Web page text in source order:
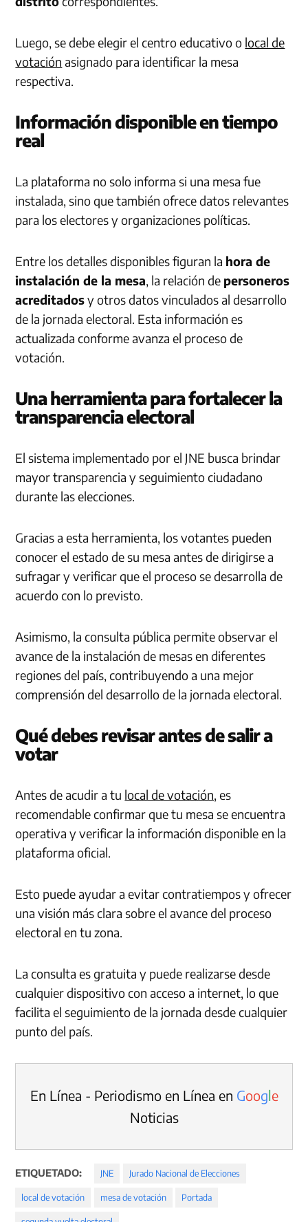
Luego, se debe elegir el centro educativo o local de
votación asignado para identificar la mesa
respectiva.
Información disponible en tiempo
real
La plataforma no solo informa si una mesa fue
instalada, sino que también ofrece datos relevantes
para los electores y organizaciones políticas.
Entre los detalles disponibles figuran la hora de
instalación de la mesa, la relación de personeros
acreditadosy otros datos vinculados al desarrollo
de la jornada electoral. Esta información es
actualizada conforme avanza el proceso de
votación.
Una herramienta para fortalecer la
transparencia electoral
El sistema implementado por el JNE busca brindar
mayor transparencia y seguimiento ciudadano
durante las elecciones.
Gracias a esta herramienta, los votantes pueden
conocer el estado de su mesa antes de dirigirse a
sufragar y verificar que el proceso se desarrolla de
acuerdo con lo previsto.
Asimismo, la consulta pública permite observar el
avance de la instalación de mesas en diferentes
regiones del país, contribuyendo a una mejor
comprensión del desarrollo de la jornada electoral.
Qué debes revisar antes de salir a
votar
Antes de acudir a tu local de votación, es
recomendable confirmar que tu mesa se encuentra
operativa y verificar la información disponible en la
plataforma oficial.
Esto puede ayudar a evitar contratiempos y ofrecer
una visión más clara sobre el avance del proceso
electoral en tu zona.
La consulta es gratuita y puede realizarse desde
cualquier dispositivo con acceso a internet, lo que
facilita el seguimiento de la jornada desde cualquier
punto del país.
En Línea - Periodismo en Línea en Google
Noticias
ETIQUETADO: JNE Jurado Nacional de Elecciones
local de votación mesa de votación Portada